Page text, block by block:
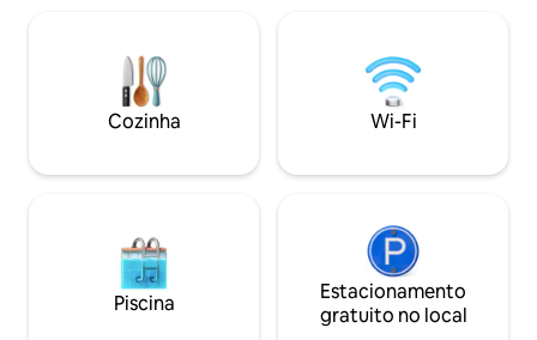
o Parque Nacional Manuel Antonio,
cachoeiras, trilhas de florestas tropicais.
Restaure seu equilíbrio em conexão com
a natureza e as vibrações tropicais. Siga-
cozinha e varanda! Temos uma
piscina de água
churrasco.
ROSADO, AZUL,
Cozinha Wi-Fi
Piscina
Estacionamento
gratuito no local